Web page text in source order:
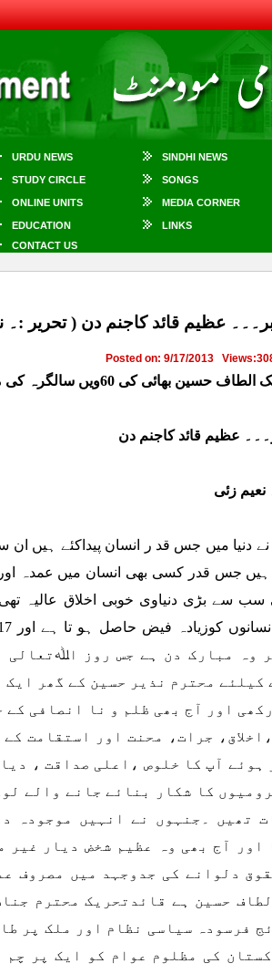
URDU NEWS SINDHI NEWS
STUDY CIRCLE SONGS
ONLINE UNITS MEDIA CORNER
EDUCATION LINKS
CONTACT US
Posted on: 9/17/2013 Views:
کی 60ویں سالگرہ کی مناسبت سے تحریر کیا گیا خصوصی مضمون۔
نعیم زئی
نے دنیا میں جس قد ر انسان پیداکئے
ہیں جس قدر کسی بھی انسان میں عمدہ
کی سب سے بڑی دنیاوی خوبی اخلاق عالیہ
وہ مبارک دن ہے جس روز
کیلئے محترم نذیر حسین کے گھر
اور آج بھی ظلم و نا انصافی
جرات، محنت اور استقامت
ہوئے آپ کا خلوص ،اعلی صداقت ،
کا شکار بنائے جانے والے
تھیں ۔جنہوں نے انہیں موجودہ
اور آج بھی وہ عظیم شخض دیار
دلوانے کی جدوجہد میں مصروف
حسین ہے قائدتحریک محترم
فرسودہ سیاسی نظام اور ملک پر
کی مظلوم عوام کو ایک پر